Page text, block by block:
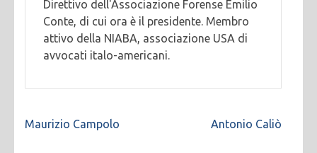
Direttivo dell'Associazione Forense Emilio
Conte, di cui ora è il presidente. Membro
attivo della NIABA, associazione USA di
avvocati italo-americani.
Navigazione
Maurizio Campolo Antonio Caliò